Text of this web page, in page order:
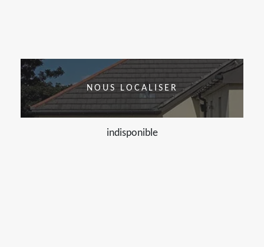
NOUS LOCALISER
indisponible